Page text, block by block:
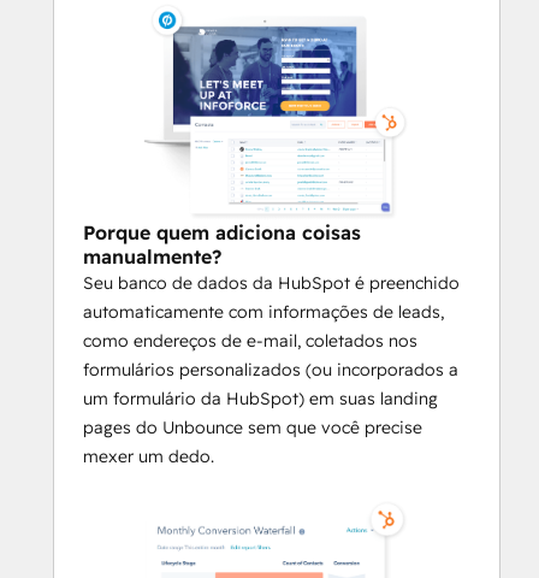
Porque quem adiciona coisas
manualmente?
Seu banco de dados da HubSpot é preenchido
automaticamente com informações de leads,
como endereços de e-mail, coletados nos
formulários personalizados (ou incorporados a
um formulário da HubSpot) em suas landing
pages do Unbounce sem que você precise
mexer um dedo.